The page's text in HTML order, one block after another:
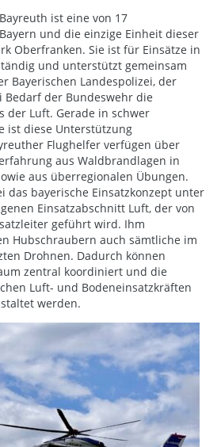
ist eine von 17
und die einzige Einheit dieser
Oberfranken. Sie ist für Einsätze in
und unterstützt gemeinsam
Bayerischen Landespolizei, der
Bedarf der Bundeswehr die
der Luft. Gerade in schwer
ist diese Unterstützung
Flughelfer verfügen über
aus Waldbrandlagen in
aus überregionalen Übungen.
das bayerische Einsatzkonzept unter
Einsatzabschnitt Luft, der von
geführt wird. Ihm
Hubschraubern auch sämtliche im
Drohnen. Dadurch können
zentral koordiniert und die
Luft- und Bodeneinsatzkräften
werden.